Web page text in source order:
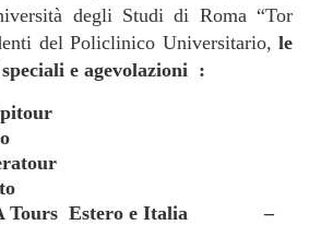
degli Studi di Roma “Tor
del Policlinico Universitario, le
e agevolazioni :
Alpitour
Veratour
3A Tours Estero e Italia –